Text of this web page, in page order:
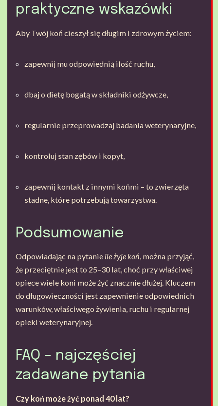
praktyczne wskazówki
Aby Twój koń cieszył się długim i zdrowym życiem:
zapewnij mu odpowiednią ilość ruchu,
dbaj o dietę bogatą w składniki odżywcze,
regularnie przeprowadzaj badania weterynaryjne,
kontroluj stan zębów i kopyt,
zapewnij kontakt z innymi końmi – to zwierzęta
stadne, które potrzebują towarzystwa.
Podsumowanie
Odpowiadając na pytanie ile żyje koń, można przyjąć,
że przeciętnie jest to 25–30 lat, choć przy właściwej
opiece wiele koni może żyć znacznie dłużej. Kluczem
do długowieczności jest zapewnienie odpowiednich
warunków, właściwego żywienia, ruchu i regularnej
opieki weterynaryjnej.
FAQ – najczęściej
zadawane pytania
Czy koń może żyć ponad 40 lat?